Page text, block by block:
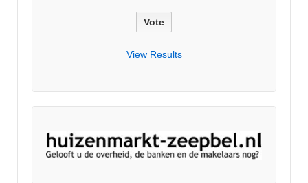
View Results